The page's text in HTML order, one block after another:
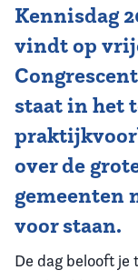
Kennisdag
vindt op
staat in het
over de
gemeenten
voor staan.
De dag belooft je